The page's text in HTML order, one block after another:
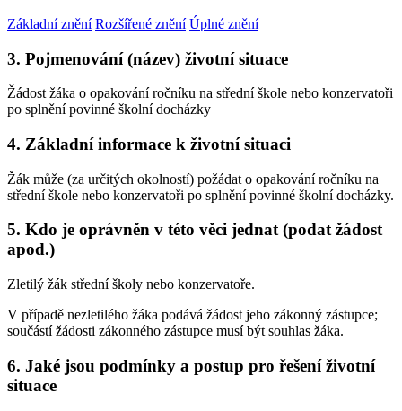
Základní znění Rozšířené znění Úplné znění
3. Pojmenování (název) životní situace
Žádost žáka o opakování ročníku na střední škole nebo konzervatoři
po splnění povinné školní docházky
4. Základní informace k životní situaci
Žák může (za určitých okolností) požádat o opakování ročníku na
střední škole nebo konzervatoři po splnění povinné školní docházky.
5. Kdo je oprávněn v této věci jednat (podat žádost
apod.)
Zletilý žák střední školy nebo konzervatoře.
V případě nezletilého žáka podává žádost jeho zákonný zástupce;
součástí žádosti zákonného zástupce musí být souhlas žáka.
6. Jaké jsou podmínky a postup pro řešení životní
situace